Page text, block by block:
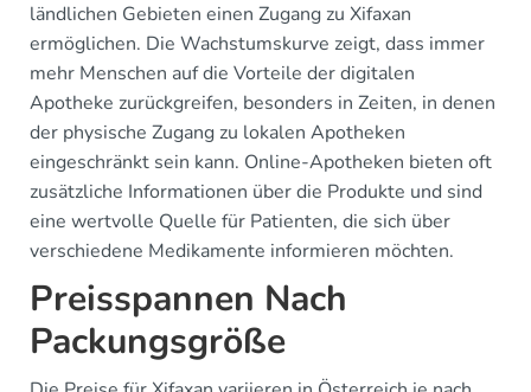
ländlichen Gebieten einen Zugang zu Xifaxan
ermöglichen. Die Wachstumskurve zeigt, dass immer
mehr Menschen auf die Vorteile der digitalen
Apotheke zurückgreifen, besonders in Zeiten, in denen
der physische Zugang zu lokalen Apotheken
eingeschränkt sein kann. Online-Apotheken bieten oft
zusätzliche Informationen über die Produkte und sind
eine wertvolle Quelle für Patienten, die sich über
verschiedene Medikamente informieren möchten.
Preisspannen Nach
Packungsgröße